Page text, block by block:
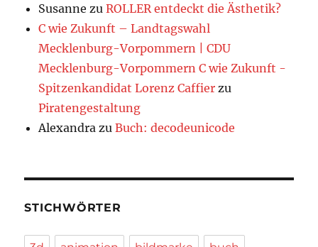
Susanne zuROLLER entdeckt die Ästhetik?
C wie Zukunft – Landtagswahl
Mecklenburg-Vorpommern | CDU
Mecklenburg-Vorpommern C wie Zukunft -
Spitzenkandidat Lorenz Caffier zu
Piratengestaltung
Alexandra zuBuch: decodeunicode
STICHWÖRTER